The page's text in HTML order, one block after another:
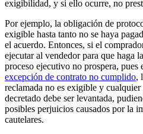
exigibilidad, y si ello ocurre, no
Por ejemplo, la obligación de
exigible hasta tanto no se haya
el acuerdo. Entonces, si el
ejecutar al vendedor para que haga
proceso ejecutivo no prospera, pues
excepción de contrato no cumplido,
reclamada no es exigible y cualquier
decretado debe ser levantada,
posibles perjuicios causados por la
cautelares.